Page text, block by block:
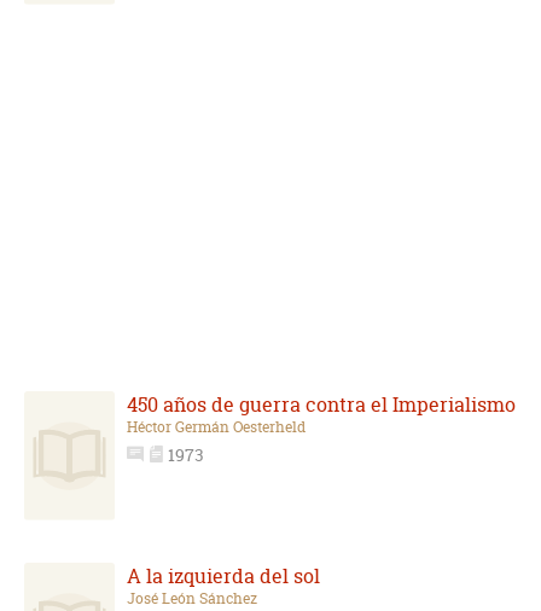
450 años de guerra contra el Imperialismo
Héctor Germán Oesterheld
1973
A la izquierda del sol
José León Sánchez